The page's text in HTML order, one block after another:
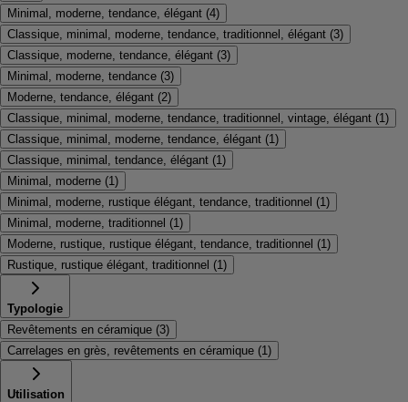
Minimal, moderne, tendance, élégant (4)
Classique, minimal, moderne, tendance, traditionnel, élégant (3)
Classique, moderne, tendance, élégant (3)
Minimal, moderne, tendance (3)
Moderne, tendance, élégant (2)
Classique, minimal, moderne, tendance, traditionnel, vintage, élégant (1 )
Classique, minimal, moderne, tendance, élégant (1 )
Classique, minimal, tendance, élégant (1 )
Minimal, moderne (1 )
Minimal, moderne, rustique élégant, tendance, traditionnel (1 )
Minimal, moderne, traditionnel (1 )
Moderne, rustique, rustique élégant, tendance, traditionnel (1 )
Rustique, rustique élégant, traditionnel (1 )
Typologie
Revêtements en céramique (3)
Carrelages en grès, revêtements en céramique (1 )
Utilisation